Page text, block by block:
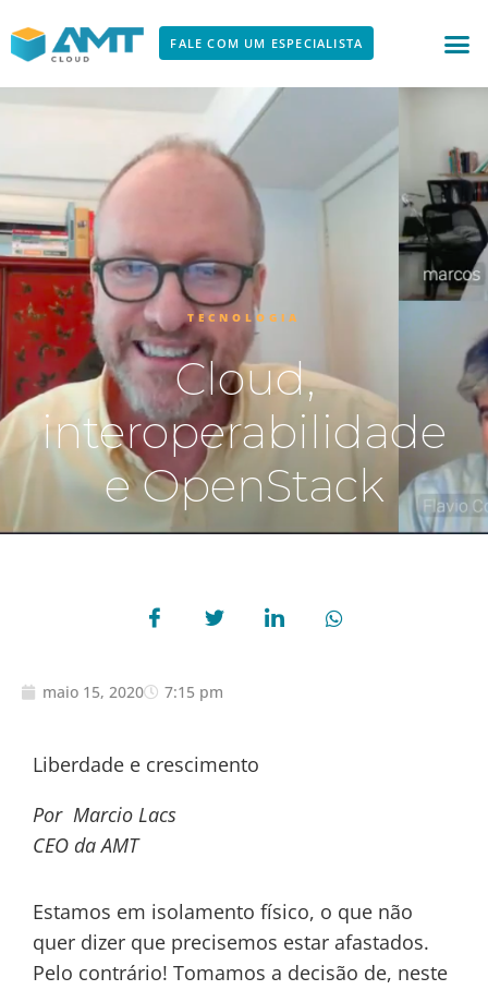
para
o
conteúdo
FALE COM UM ESPECIALISTA
TECNOLOGIA
Cloud,
interoperabilidade
e OpenStack
maio 15, 2020 7:15 pm
Liberdade e crescimento
Por Marcio Lacs
CEO da AMT
Estamos em isolamento físico, o que não
quer dizer que precisemos estar afastados.
Pelo contrário! Tomamos a decisão de, neste